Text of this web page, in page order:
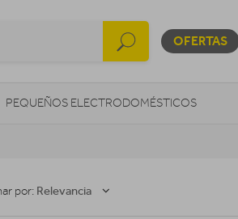
OFERTAS
PEQUEÑOS ELECTRODOMÉSTICOS
VÍDEO
ENERGÍA
por: Relevancia